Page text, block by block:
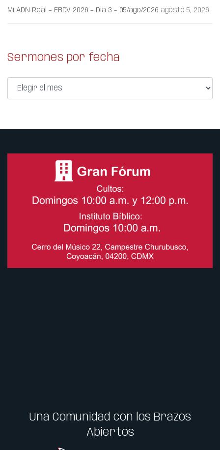
Mi ADN Real – EBDV 2026 – Día 3 – 05/ago/2026 agosto 5, 2026
Sermones por fecha
Una Comunidad con los Brazos
Abiertos